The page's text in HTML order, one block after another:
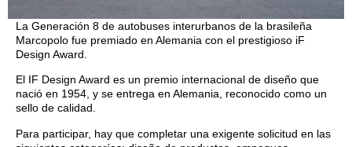
La Generación 8 de autobuses interurbanos de la brasileña
Marcopolo fue premiado en Alemania con el prestigioso iF
Design Award.
El IF Design Award es un premio internacional de diseño que
nació en 1954, y se entrega en Alemania, reconocido como un
sello de calidad.
Para participar, hay que completar una exigente solicitud en las